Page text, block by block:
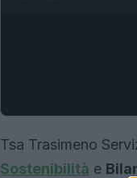
Tsa Trasimeno
Sostenibilità e